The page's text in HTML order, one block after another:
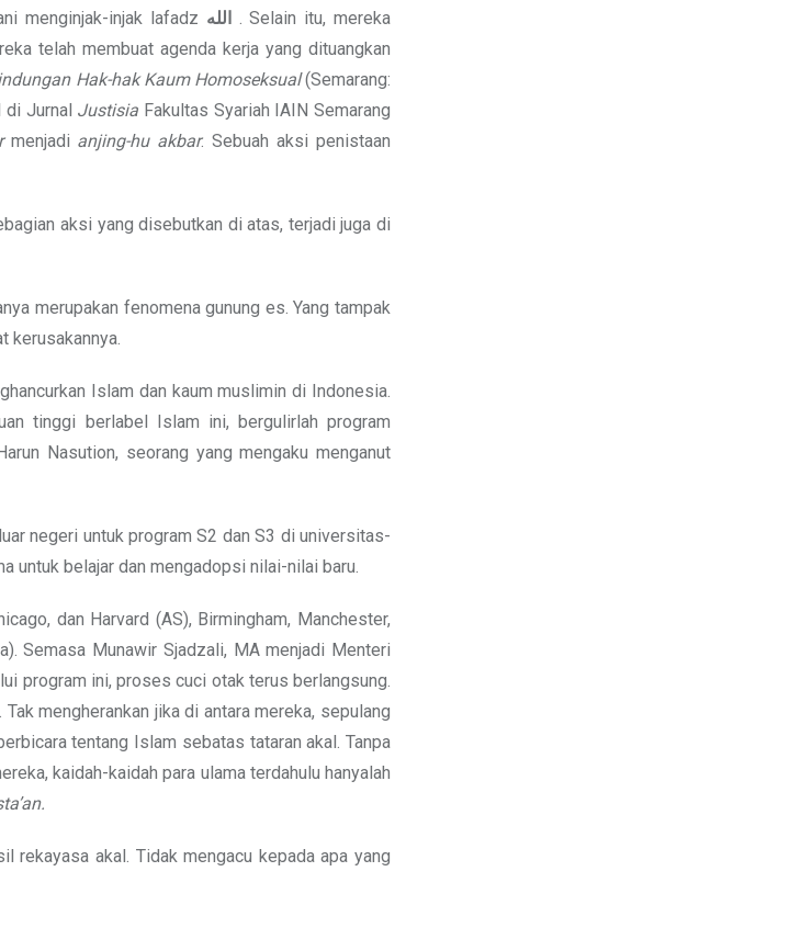
menginjak-injak lafadz الله
. Selain itu, mereka
telah membuat agenda kerja yang dituangkan
Hak-hak Kaum Homoseksual(Semarang:
Jurnal Justisia Fakultas Syariah IAIN Semarang
menjadi anjing-hu akbar. Sebuah aksi penistaan
aksi yang disebutkan di atas, terjadi juga di
merupakan fenomena gunung es. Yang tampak
kerusakannya.
Islam dan kaum muslimin di Indonesia.
tinggi berlabel Islam ini, bergulirlah program
Nasution, seorang yang mengaku menganut
negeri untuk program S2 dan S3 di universitas-
untuk belajar dan mengadopsi nilai-nilai baru.
dan Harvard (AS), Birmingham, Manchester,
Semasa Munawir Sjadzali, MA menjadi Menteri
program ini, proses cuci otak terus berlangsung.
mengherankan jika di antara mereka, sepulang
tentang Islam sebatas tataran akal. Tanpa
kaidah-kaidah para ulama terdahulu hanyalah
rekayasa akal. Tidak mengacu kepada apa yang